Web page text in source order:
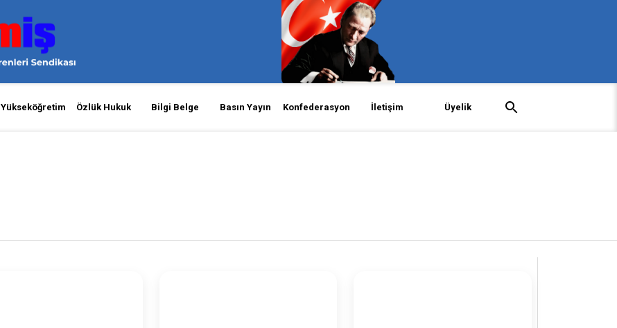
Yükseköğretim Özlük Hukuk Bilgi Belge Basın Yayın Konfederasyon İletişim Üyelik